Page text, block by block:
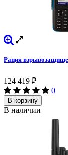
Рация
124 419 ₽
0
В корзину
В наличии